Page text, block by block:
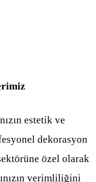
estetik ve
dekorasyon
özel olarak
verimliliğini